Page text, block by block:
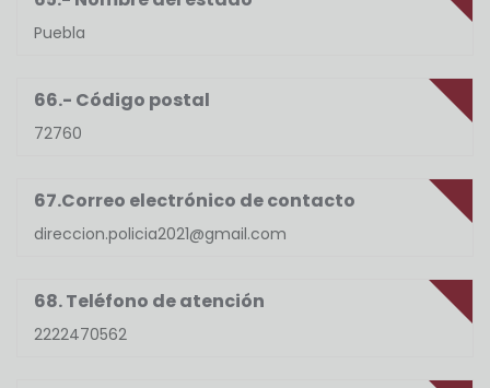
Puebla
66.- Código postal
72760
67.Correo electrónico de contacto
direccion.policia2021@gmail.com
68. Teléfono de atención
2222470562